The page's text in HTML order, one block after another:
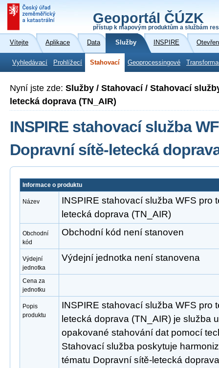
Geoportál ČÚZK
přístup k mapovým produktům a službám
Vítejte Aplikace Data Služby INSPIRE
Vyhledávací Prohlížecí Stahovací Geoprocessingové
Nyní jste zde: Služby / Stahovací / Stahovací
letecká doprava (TN_AIR)
INSPIRE stahovací služba
Dopravní sítě-letecká
Informace o produktu
Název
INSPIRE stahovací služba WFS pro
letecká doprava (TN_AIR)
Obchodní
kód
Obchodní kód není stanoven
Výdejní
jednotka
Výdejní jednotka není stanovena
Cena za
jednotku
Popis
produktu
INSPIRE stahovací služba WFS pro
letecká doprava (TN_AIR) je služba
opakované stahování dat pomocí
Stahovací služba poskytuje
tématu Dopravní sítě-letecká